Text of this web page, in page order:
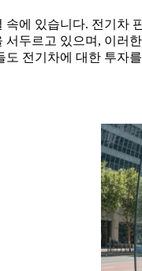
에 있습니다. 전기차
두르고 있으며, 이러
도 전기차에 대한 투자